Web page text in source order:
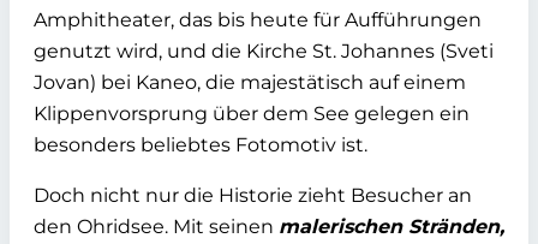
Amphitheater, das bis heute für Aufführungen
genutzt wird, und die Kirche St. Johannes (Sveti
Jovan) bei Kaneo, die majestätisch auf einem
Klippenvorsprung über dem See gelegen ein
besonders beliebtes Fotomotiv ist.
Doch nicht nur die Historie zieht Besucher an
den Ohridsee. Mit seinen malerischen Stränden,